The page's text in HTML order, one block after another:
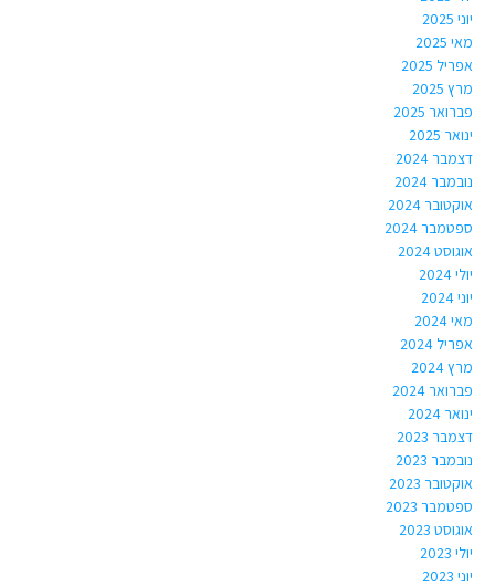
יוני 2025
מאי 2025
אפריל 2025
מרץ 2025
פברואר 2025
ינואר 2025
דצמבר 2024
נובמבר 2024
אוקטובר 2024
ספטמבר 2024
אוגוסט 2024
יולי 2024
יוני 2024
מאי 2024
אפריל 2024
מרץ 2024
פברואר 2024
ינואר 2024
דצמבר 2023
נובמבר 2023
אוקטובר 2023
ספטמבר 2023
אוגוסט 2023
יולי 2023
יוני 2023